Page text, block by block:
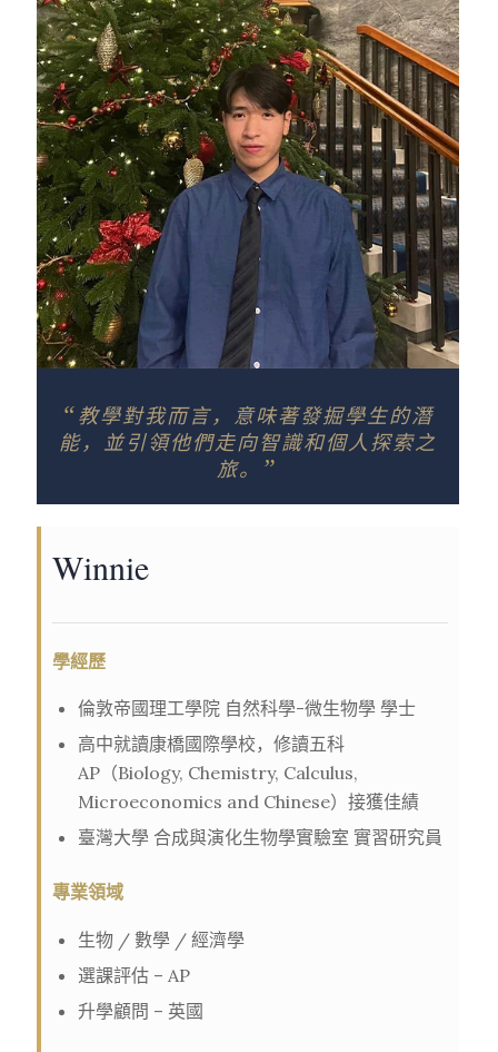
“教學對我而言，意味著發掘學生的潛
能，並引領他們走向智識和個人探索之
旅。
”
Winnie
學經歷
倫敦帝國理工學院 自然科學-微生物學 學士
高中就讀康橋國際學校，修讀五科
AP（Biology, Chemistry, Calculus,
Microeconomics and Chinese）接獲佳績
臺灣大學 合成與演化生物學實驗室 實習研究員
專業領域
生物 / 數學 / 經濟學
選課評估 – AP
升學顧問 – 英國